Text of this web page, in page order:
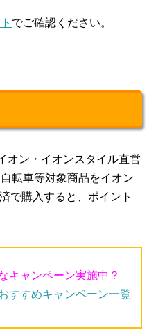
でご確認ください。
オン・イオンスタイル直営
転車等対象商品をイオン
で購入すると、ポイント
キャンペーン実施中？
すすめキャンペーン一覧